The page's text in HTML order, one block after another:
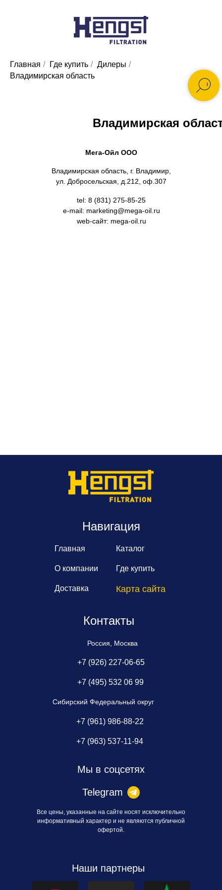
Главная / Где купить / Дилеры /
Владимирская область
Владимирская
Мега-Ойл ООО
tel: 8 (831) 275-85-25
e-mail: marketing@mega-oil.ru
web-сайт: mega-oil.ru
Владимирская область, г. Владимир,
ул. Добросельская, д.212, оф.307
Все цены, указанные на сайте носят исключительно
информативный характер и не являются публичной
офертой.
Навигация
Главная
О компании
Каталог
Где купить
Карта сайта
Доставка
Мы в соцсетях
Telegram
Наши партнеры
Контакты
+7 (963) 537-11-94
+7 (961) 986-88-22
Сибирский Федеральный округ
+7 (926) 227-06-65
+7 (495) 532 06 99
Россия, Москва